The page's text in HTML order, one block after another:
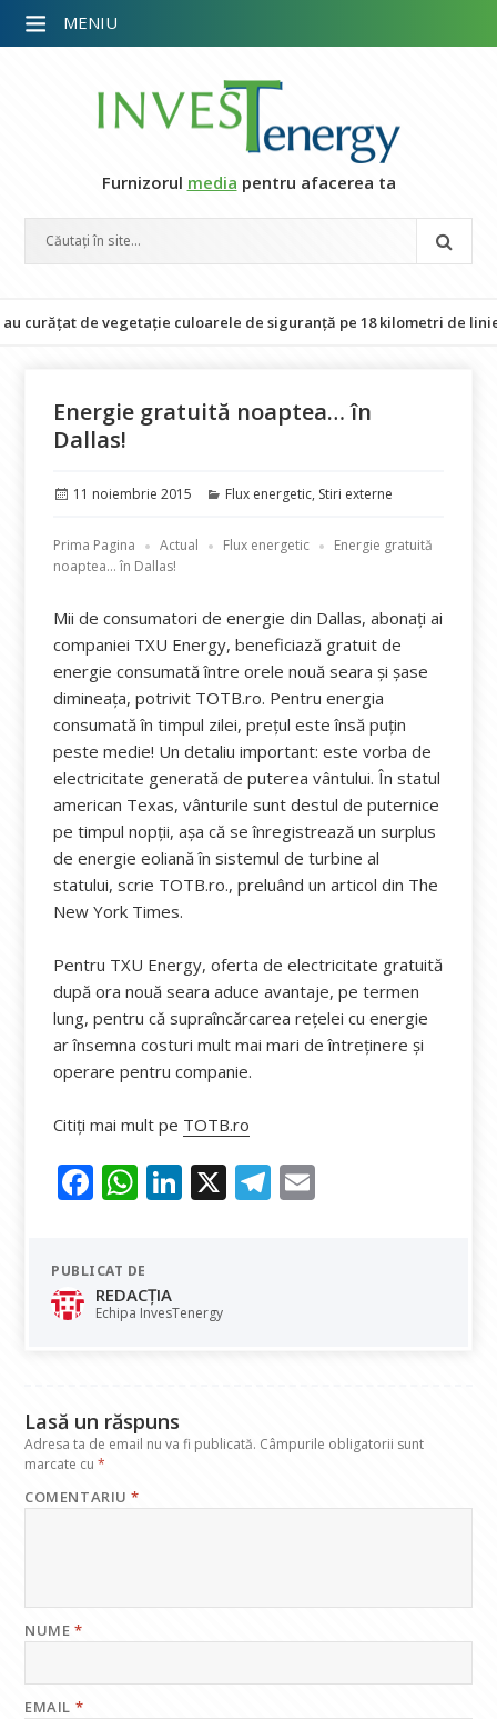
Furnizorul media pentru afacerea ta
de vegetație culoarele de siguranță pe 18 kilometri de linie
Energie gratuită noaptea… în
Dallas!
Publicat
11 noiembrie 2015 Categorii
Flux energetic, Stiri externe
Prima Pagina Actual Flux energetic
Energie gratuită
noaptea… în Dallas!
Mii de consumatori de energie din Dallas, abonaţi ai
companiei TXU Energy, beneficiază gratuit de
energie consumată între orele nouă seara şi şase
dimineaţa, potrivit TOTB.ro. Pentru energia
consumată în timpul zilei, preţul este însă puţin
peste medie! Un detaliu important: este vorba de
electricitate generată de puterea vântului. În statul
american Texas, vânturile sunt destul de puternice
pe timpul nopţii, aşa că se înregistrează un surplus
de energie eoliană în sistemul de turbine al
statului, scrie TOTB.ro., preluând un articol din The
New York Times.
Pentru TXU Energy, oferta de electricitate gratuită
după ora nouă seara aduce avantaje, pe termen
lung, pentru că supraîncărcarea reţelei cu energie
ar însemna costuri mult mai mari de întreţinere şi
operare pentru companie.
Citiți mai mult pe TOTB.ro
F
e
b
o
W
at
s
A
Li
dI
X T
PUBLICAT DE
REDACȚIA
Echipa InvesTenergy
Lasă un răspuns
Adresa ta de email nu va fi publicată. Câmpurile obligatorii sunt
marcate cu*
COMENTARIU*
NUME*
EMAIL *
MENIU